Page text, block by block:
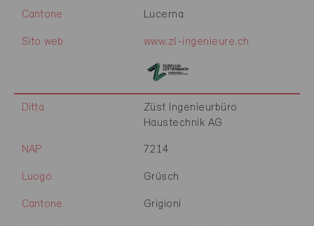
Cantone Lucerna
Sito web www.zl-ingenieure.ch
Ditta
Züst Ingenieurbüro
Haustechnik AG
NAP 7214
Luogo Grüsch
Cantone Grigioni